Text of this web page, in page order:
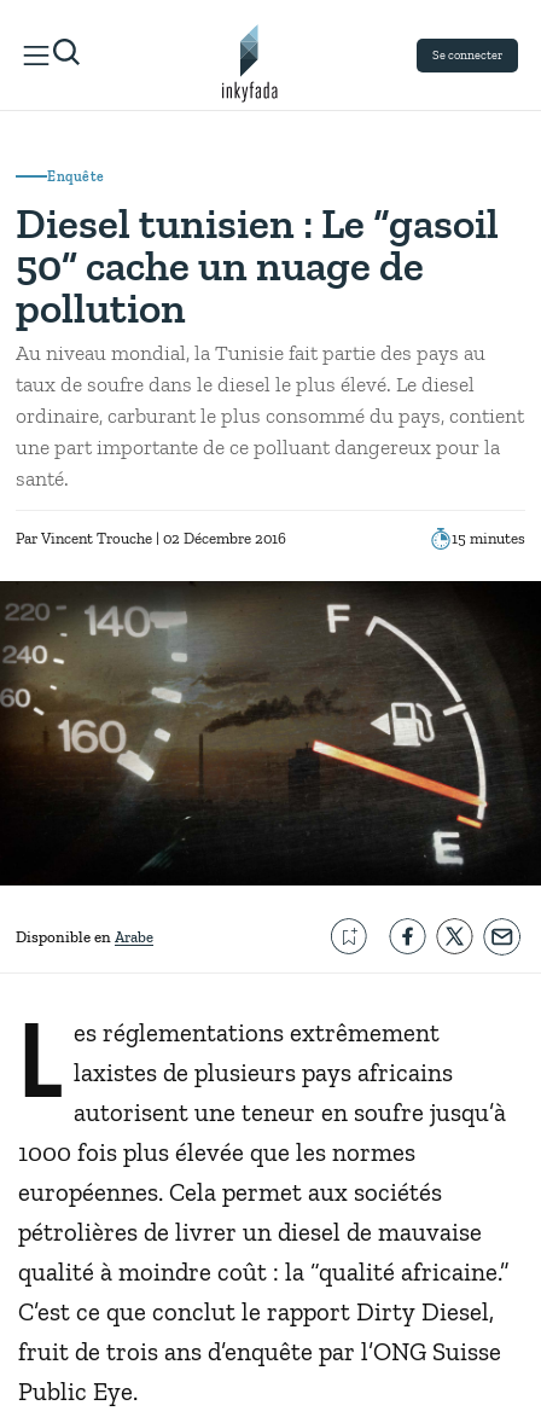
Se connecter
Enquête
Diesel tunisien : Le “gasoil
50” cache un nuage de
pollution
Au niveau mondial, la Tunisie fait partie des pays au
taux de soufre dans le diesel le plus élevé. Le diesel
ordinaire, carburant le plus consommé du pays, contient
une part importante de ce polluant dangereux pour la
santé.
Par Vincent Trouche | 02 Décembre 2016 15 minutes
Disponible en Arabe
L es réglementations extrêmement
laxistes de plusieurs pays africains
autorisent une teneur en soufre jusqu’à
1000 fois plus élevée que les normes
européennes. Cela permet aux sociétés
pétrolières de livrer un diesel de mauvaise
qualité à moindre coût : la “qualité africaine.”
C’est ce que conclut le rapport Dirty Diesel,
fruit de trois ans d’enquête par l’ONG Suisse
Public Eye.